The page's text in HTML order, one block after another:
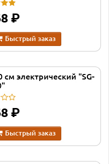
руб.
Быстрый заказ
электрический "SG-
руб.
Быстрый заказ